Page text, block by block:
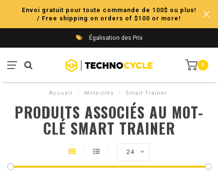
Envoi gratuit pour toute commande de 100$ ou plus!
/ Free shipping on orders of $100 or more!
Égalisation des Prix
0
Accueil / Mots-clés / Smart Trainer
PRODUITS ASSOCIÉS AU MOT-
CLÉ SMART TRAINER
24